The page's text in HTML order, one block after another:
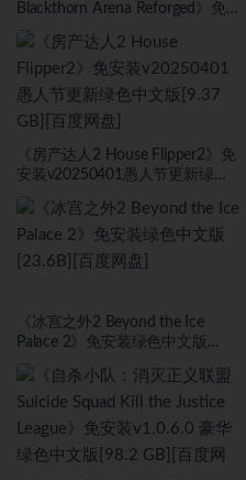
Blackthorn Arena Reforged》免
文版[30.98 GB][百度网盘]
《房产达人2 House Flipper2》免
安装v20250401愚人节更新绿色
《冰宫之外2 Beyond the Ice
Palace 2》免安装绿色中文版